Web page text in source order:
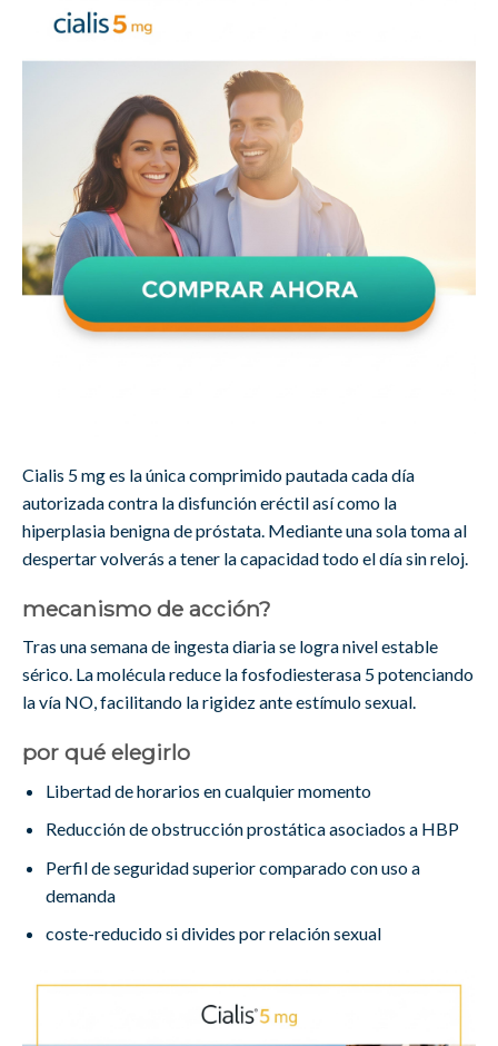
Cialis 5 mg es la única comprimido pautada cada día
autorizada contra la disfunción eréctil así como la
hiperplasia benigna de próstata. Mediante una sola toma al
despertar volverás a tener la capacidad todo el día sin reloj.
mecanismo de acción?
Tras una semana de ingesta diaria se logra nivel estable
sérico. La molécula reduce la fosfodiesterasa 5 potenciando
la vía NO, facilitando la rigidez ante estímulo sexual.
por qué elegirlo
Libertad de horarios en cualquier momento
Reducción de obstrucción prostática asociados a HBP
Perfil de seguridad superior comparado con uso a
demanda
coste-reducido si divides por relación sexual